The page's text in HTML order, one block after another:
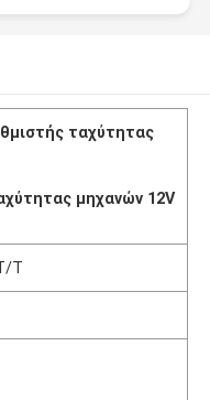
ταχύτητας
μηχανών 12V
Τ